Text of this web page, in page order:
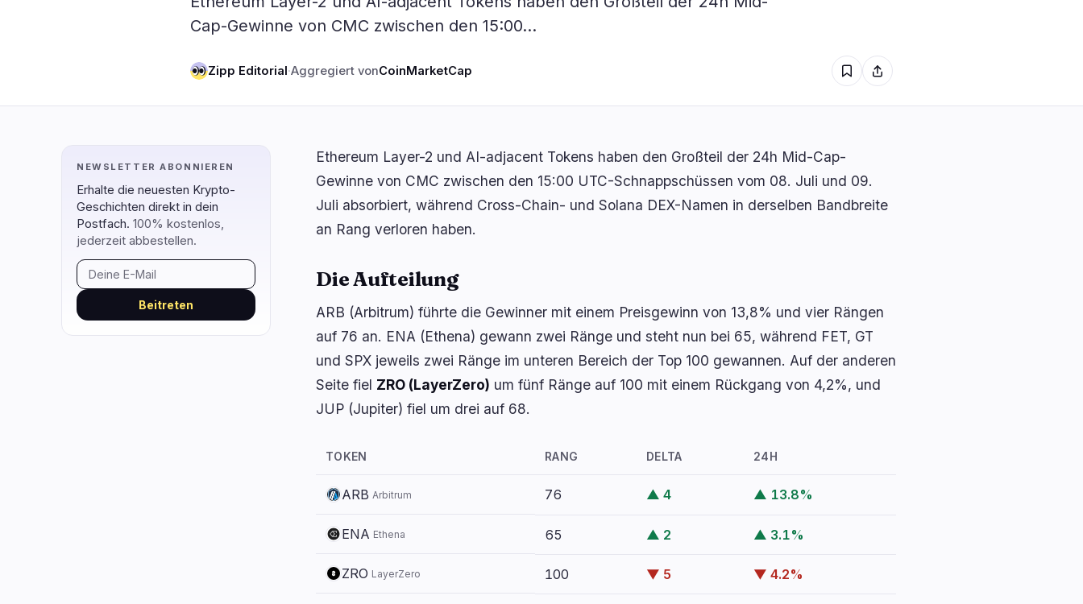
Kreditvergabe 0
Technologie
Upgrades 1
Mining
Geschäft
Adoption
Ökosysteme
Andere Chains
↑ ↓ navigieren ↵ öffnen
Cap-Gewinne von CMC zwischen den 15:00…
Zipp Editorial·Aggregiert vonCoinMarketCap
NEWSLETTER ABONNIEREN
Erhalte die neuesten Krypto-
Geschichten direkt in dein
Postfach. 100% kostenlos,
jederzeit abbestellen.
Beitreten
Ethereum Layer-2 und AI-adjacent Tokens haben den Großteil der 24h Mid-Cap-
Gewinne von CMC zwischen den 15:00 UTC-Schnappschüssen vom 08. Juli und 09.
Juli absorbiert, während Cross-Chain- und Solana DEX-Namen in derselben Bandbreite
an Rang verloren haben.
Die Aufteilung
ARB (Arbitrum) führte die Gewinner mit einem Preisgewinn von 13,8% und vier Rängen
auf 76 an. ENA (Ethena) gewann zwei Ränge und steht nun bei 65, während FET, GT
und SPX jeweils zwei Ränge im unteren Bereich der Top 100 gewannen. Auf der anderen
Seite fiel ZRO (LayerZero) um fünf Ränge auf 100 mit einem Rückgang von 4,2%, und
JUP (Jupiter) fiel um drei auf 68.
TOKEN RANG DELTA 24H
ARB Arbitrum 76 ▲ 4 ▲ 13.8%
ENA Ethena 65 ▲ 2 ▲ 3.1%
ZRO LayerZero 100 ▼ 5 ▼ 4.2%